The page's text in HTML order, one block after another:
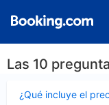
Las 10
¿Qué incluye el
cerrado